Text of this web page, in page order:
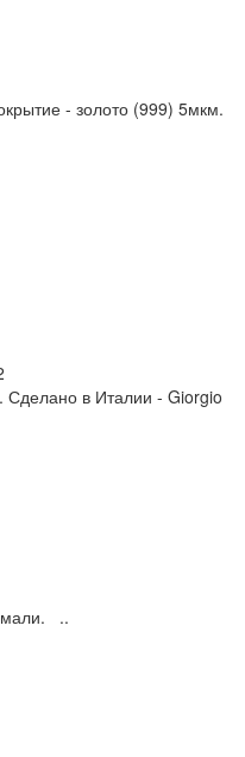
- золото (999) 5мкм.
Сделано в Италии - Giorgio
..